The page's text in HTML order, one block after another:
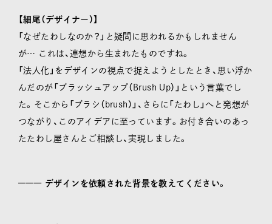
【細尾（デザイナー）】
「なぜたわしなのか？」と疑問に思われるかもしれません
が… これは、連想から生まれたものですね。
「法人化」をデザインの視点で捉えようとしたとき、思い浮か
んだのが「ブラッシュアップ（Brush Up）」という言葉でし
た。そこから「ブラシ（brush）」、さらに「たわし」へと発想が
つながり、このアイデアに至っています。お付き合いのあっ
たたわし屋さんとご相談し、実現しました。
–––––– デザインを依頼された背景を教えてください。